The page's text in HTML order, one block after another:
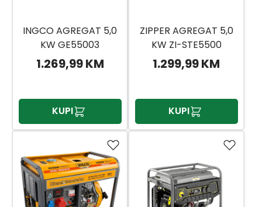
INGCO AGREGAT 5,0
KW GE55003
1.269,99 KM
KUPI
ZIPPER AGREGAT 5,0
KW ZI-STE5500
1.299,99 KM
KUPI